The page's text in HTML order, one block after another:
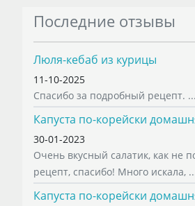
Последние отзывы
Люля-кебаб из курицы
11-10-2025
Спасибо за подробный рецепт. ...
Капуста по-корейски
30-01-2023
Очень вкусный салатик, как не
рецепт, спасибо! Много искала,
Капуста по-корейски